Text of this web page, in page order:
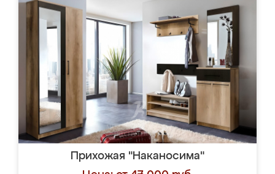
Прихожая "Наканосима"